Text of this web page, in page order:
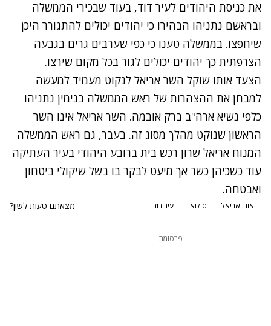
את כניסת היהודים לעיר דוד, בעוד שבכירי הממשלה
ובראשם נתניהו הבהירו כי יהודים יכולים להתגורר היכן
שיחפצו. בממשלה טענו כי כפי שערבים גרים בגבעה
הצרפתית כך יהודים יכולים לגור בכל מקום שירצו.
הצעד אותו שוקל השר אריאל לנקוט מעמיד למעשה
למבחן את ההצהרות של ראש הממשלה בנימין נתניהו
כלפי נשיא ארה"ב ברק אובמה. השר אריאל אינו השר
הראשון שנוקט מהלך מסוג זה. בעבר, גם ראש הממשלה
המנוח אריאל שרון רכש בית ברובע היהודי בעיר העתיקה
עוד כשכיהן כשר אך מיעט לבקר בו בשל שיקולי ביטחון
ואבטחה.
אורי אריאל סילואן עיר דוד מצאתם טעות לשון?
פרסומת